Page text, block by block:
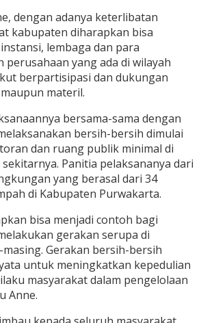
dengan adanya keterlibatan
kabupaten diharapkan bisa
lembaga dan para
perusahaan yang ada di wilayah
berpartisipasi dan dukungan
materil.
bersama-sama dengan
bersih-bersih dimulai
dan ruang publik minimal di
Panitia pelaksananya dari
yang berasal dari 34
di Kabupaten Purwakarta.
bisa menjadi contoh bagi
gerakan serupa di
Gerakan bersih-bersih
untuk meningkatkan kepedulian
masyarakat dalam pengelolaan
Anne.